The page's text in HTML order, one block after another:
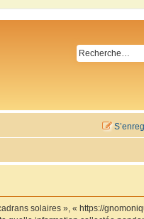
solaires », « https://